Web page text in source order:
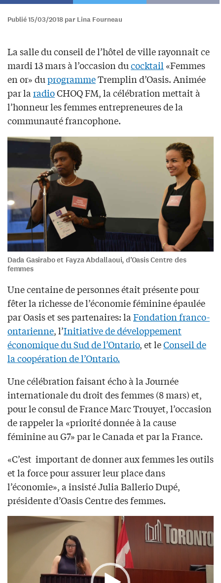
Publié 15/03/2018 par Lina Fourneau
La salle du conseil de l’hôtel de ville rayonnait ce
mardi 13 mars à l’occasion ducocktail «Femmes
en or» duprogrammeTremplin d’Oasis. Animée
par la radioCHOQ FM, la célébration mettait à
l’honneur les femmes entrepreneures de la
communauté francophone.
Dada Gasirabo et Fayza Abdallaoui, d’Oasis Centre des
femmes
Une centaine de personnes était présente pour
fêter la richesse de l’économie féminine épaulée
par Oasis et ses partenaires: la Fondation franco-
ontarienne, l’Initiative de développement
économique du Sud de l’Ontario, et leConseil de
la coopération de l’Ontario.
Une célébration faisant écho à la Journée
internationale du droit des femmes (8 mars) et,
pour le consul de France Marc Trouyet, l’occasion
de rappeler la «priorité donnée à la cause
féminine au G7» par le Canada et par la France.
«C’est important de donner aux femmes les outils
et la force pour assurer leur place dans
l’économie», a insisté Julia Ballerio Dupé,
présidente d’Oasis Centre des femmes.
Player